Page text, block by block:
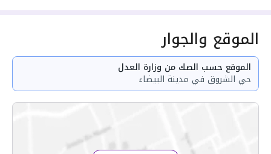
الموقع والجوار
الموقع حسب الصك من وزارة العدل
حي الشروق في مدينة البيضاء